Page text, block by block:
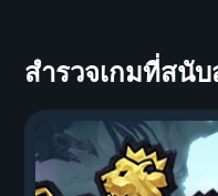
สำรวจเกมที่สนั